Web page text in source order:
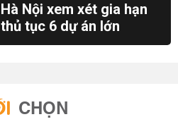
Hà Nội xem xét gia hạn
thủ tục 6 dự án lớn
CHỌN